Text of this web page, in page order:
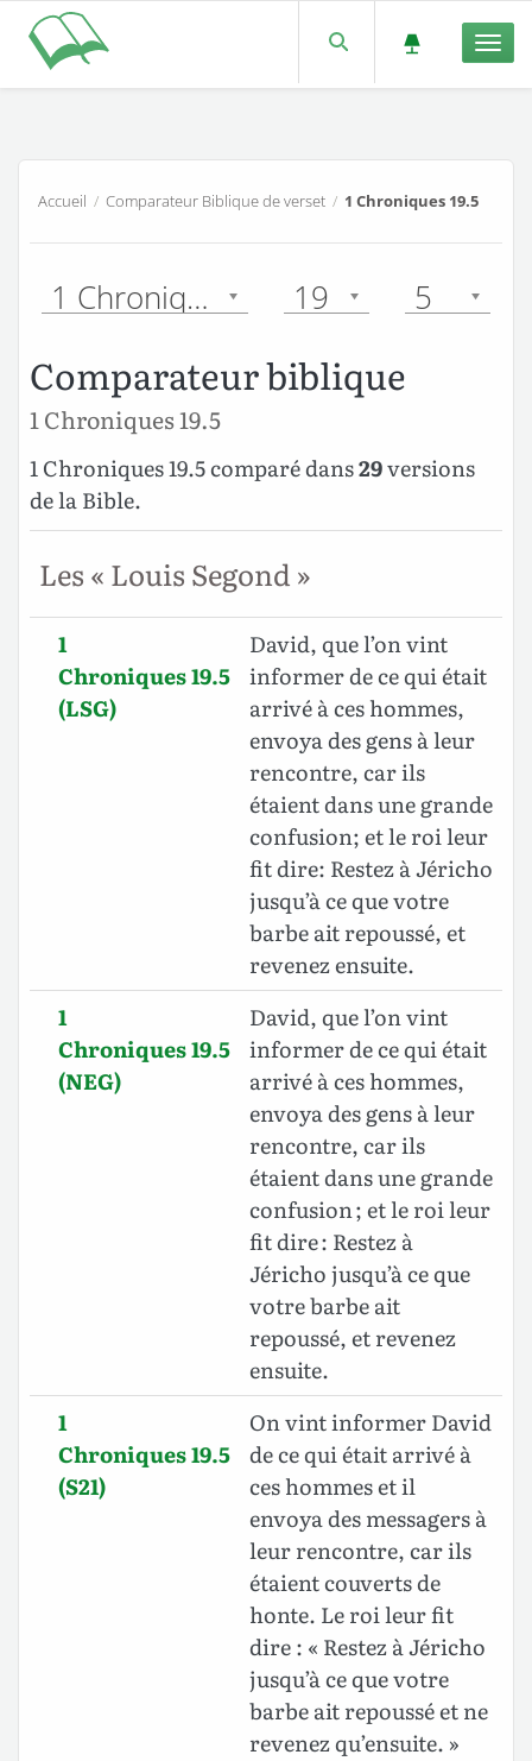
Accueil / Comparateur Biblique de verset/ 1 Chroniques 19.5
1 Chroniques 19 5
Comparateur biblique
1 Chroniques 19.5
1 Chroniques 19.5 comparé dans29versions
de la Bible.
Les « Louis Segond »
1
Chroniques 19.5
(LSG)
David, que l’on vint
informer de ce qui était
arrivé à ces hommes,
envoya des gens à leur
rencontre, car ils
étaient dans une grande
confusion; et le roi leur
fit dire: Restez à Jéricho
jusqu’à ce que votre
barbe ait repoussé, et
revenez ensuite.
1
Chroniques 19.5
(NEG)
David, que l’on vint
informer de ce qui était
arrivé à ces hommes,
envoya des gens à leur
rencontre, car ils
étaient dans une grande
confusion ; et le roi leur
fit dire : Restez à
Jéricho jusqu’à ce que
votre barbe ait
repoussé, et revenez
ensuite.
1
Chroniques 19.5
(S21)
On vint informer David
de ce qui était arrivé à
ces hommes et il
envoya des messagers à
leur rencontre, car ils
étaient couverts de
honte. Le roi leur fit
dire : « Restez à Jéricho
jusqu’à ce que votre
barbe ait repoussé et ne
revenez qu’ensuite. »